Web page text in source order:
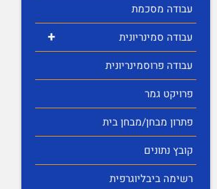
עבודה מסכמת
+
עבודה סמינריונית
עבודה פרוסמינריונית
פרויקט גמר
פתרון מבחן/מבחן בית
קובץ נתונים
רשימה ביבליוגרפית